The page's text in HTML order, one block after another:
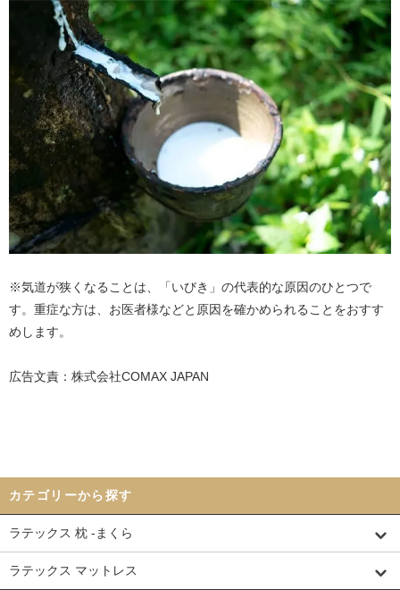
※気道が狭くなることは、「いびき」の代表的な原因のひとつで
す。重症な方は、お医者様などと原因を確かめられることをおすす
めします。
広告文責：株式会社COMAX JAPAN
カテゴリーから探す
ラテックス 枕 -まくら
ラテックス マットレス